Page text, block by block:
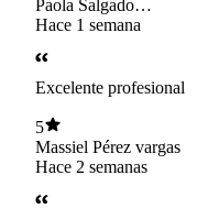
Paola Salgado
Acosta
Hace 1 semana
Excelente profesional
5
Massiel Pérez vargas
Hace 2 semanas